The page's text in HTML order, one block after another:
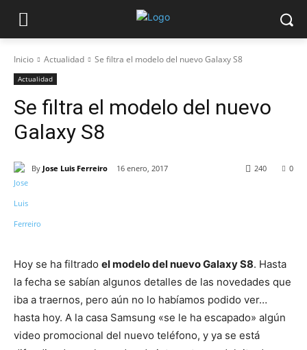
Inicio Actualidad Se filtra el modelo del nuevo Galaxy S8
Actualidad
Se filtra el modelo del nuevo
Galaxy S8
By Jose Luis Ferreiro 16 enero, 2017 0
240
Hoy se ha filtrado el modelo del nuevo Galaxy S8. Hasta
la fecha se sabían algunos detalles de las novedades que
iba a traernos, pero aún no lo habíamos podido ver…
hasta hoy. A la casa Samsung «se le ha escapado» algún
video promocional del nuevo teléfono, y ya se está